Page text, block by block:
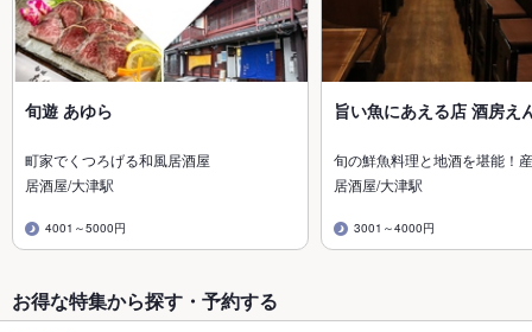
旬遊 あゆら
町家でくつろげる和風居酒屋
居酒屋/大津駅
4001～5000円
旨い魚にあえる店 酒房え
旬の鮮魚料理と地酒を堪能！
居酒屋/大津駅
3001～4000円
お得な特集から探す・予約する